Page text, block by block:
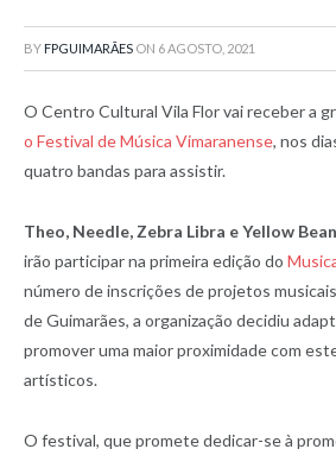
BY FPGUIMARÃES ON 6 AGOSTO, 2021
O Centro Cultural Vila Flor vai receber a
o Festival de Música Vimaranense, nos
quatro bandas para assistir.
Theo, Needle, Zebra Libra e Yellow
irão participar na primeira edição do
número de inscrições de projetos
de Guimarães, a organização decidiu
promover uma maior proximidade com
artísticos.
O festival, que promete dedicar-se à